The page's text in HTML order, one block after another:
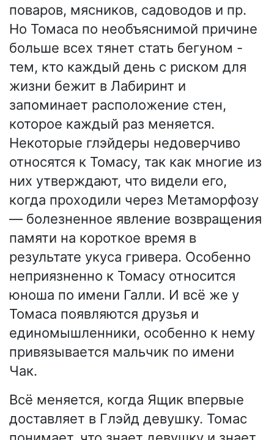
поваров, мясников, садоводов и пр.
Но Томаса по необъяснимой причине
больше всех тянет стать бегуном -
тем, кто каждый день с риском для
жизни бежит в Лабиринт и
запоминает расположение стен,
которое каждый раз меняется.
Некоторые глэйдеры недоверчиво
относятся к Томасу, так как многие из
них утверждают, что видели его,
когда проходили через Метаморфозу
— болезненное явление возвращения
памяти на короткое время в
результате укуса гривера. Особенно
неприязненно к Томасу относится
юноша по имени Галли. И всё же у
Томаса появляются друзья и
единомышленники, особенно к нему
привязывается мальчик по имени
Чак.
Всё меняется, когда Ящик впервые
доставляет в Глэйд девушку. Томас